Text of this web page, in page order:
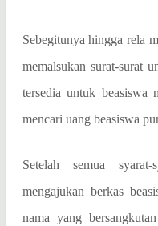
Sebegitunya hingga rela
memalsukan surat-surat
tersedia untuk beasiswa
mencari uang beasiswa
Setelah semua
mengajukan berkas
nama yang